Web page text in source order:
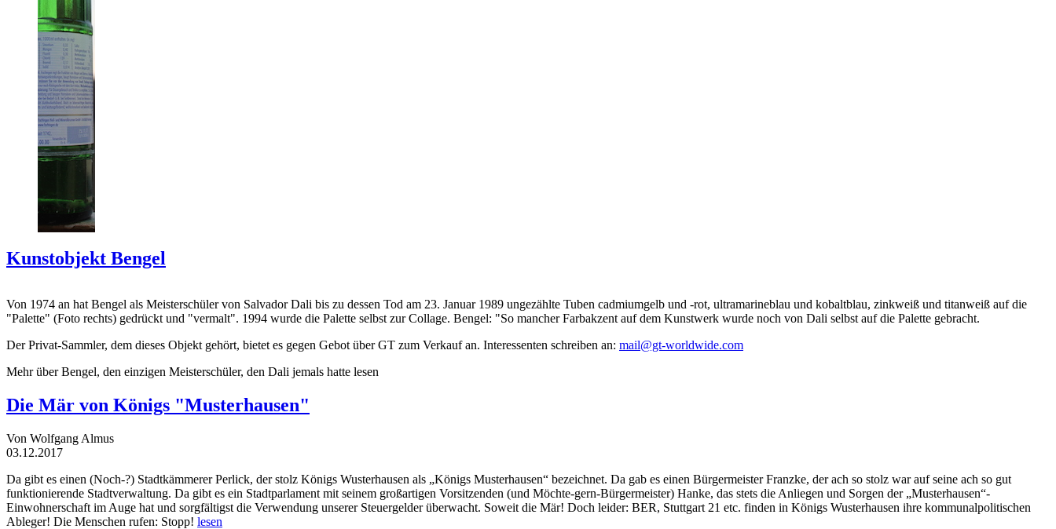
Kunstobjekt Bengel
Von 1974 an hat Bengel als Meisterschüler von Salvador Dali bis zu dessen Tod am 23. Januar 1989 ungezählte Tuben cadmiumgelb und -rot, ultramarineblau und kobaltblau, zinkweiß und titanweiß auf die
"Palette" (Foto rechts) gedrückt und "vermalt". 1994 wurde die Palette selbst zur Collage. Bengel: "So mancher Farbakzent auf dem Kunstwerk wurde noch von Dali selbst auf die Palette gebracht.
Der Privat-Sammler, dem dieses Objekt gehört, bietet es gegen Gebot über GT zum Verkauf an. Interessenten schreiben an: mail@gt-worldwide.com
Mehr über Bengel, den einzigen Meisterschüler, den Dali jemals hatte lesen
Die Mär von Königs "Musterhausen"
Von Wolfgang Almus
03.12.2017
Da gibt es einen (Noch-?) Stadtkämmerer Perlick, der stolz Königs Wusterhausen als „Königs Musterhausen“ bezeichnet. Da gab es einen Bürgermeister Franzke, der ach so stolz war auf seine ach so gut
funktionierende Stadtverwaltung. Da gibt es ein Stadtparlament mit seinem großartigen Vorsitzenden (und Möchte-gern-Bürgermeister) Hanke, das stets die Anliegen und Sorgen der „Musterhausen“-
Einwohnerschaft im Auge hat und sorgfältigst die Verwendung unserer Steuergelder überwacht. Soweit die Mär! Doch leider: BER, Stuttgart 21 etc. finden in Königs Wusterhausen ihre kommunalpolitischen
Ableger! Die Menschen rufen: Stopp! lesen